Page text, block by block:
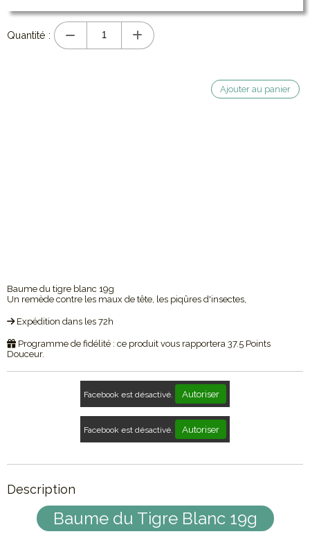
Quantité :
Ajouter au panier
Baume du tigre blanc 19g
Un remède contre les maux de tête, les piqûres d'insectes,
Expédition dans les 72h
Programme de fidélité : ce produit vous rapportera 37.5 Points
Douceur.
Facebook est désactivé. Autoriser
Facebook est désactivé. Autoriser
Description
Baume du Tigre Blanc 19g